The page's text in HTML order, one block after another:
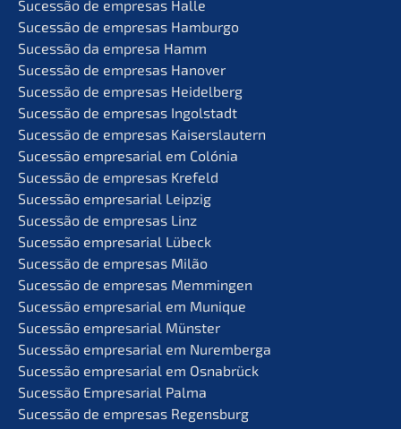
Suces­são de empre­sas Halle
Suces­são de empre­sas Hamburgo
Suces­são da empre­sa Hamm
Suces­são de empre­sas Hanover
Suces­são de empre­sas Heidelberg
Suces­são de empre­sas Ingolstadt
Suces­são de empre­sas Kaiserslautern
Suces­são empre­sa­ri­al em Colónia
Suces­são de empre­sas Krefeld
Suces­são empre­sa­ri­al Leipzig
Suces­são de empre­sas Linz
Suces­são empre­sa­ri­al Lübeck
Suces­são de empre­sas Milão
Suces­são de empre­sas Memmingen
Suces­são empre­sa­ri­al em Munique
Suces­são empre­sa­ri­al Münster
Suces­são empre­sa­ri­al em Nuremberga
Suces­são empre­sa­ri­al em Osnabrück
Suces­são Empre­sa­ri­al Palma
Suces­são de empre­sas Regensburg